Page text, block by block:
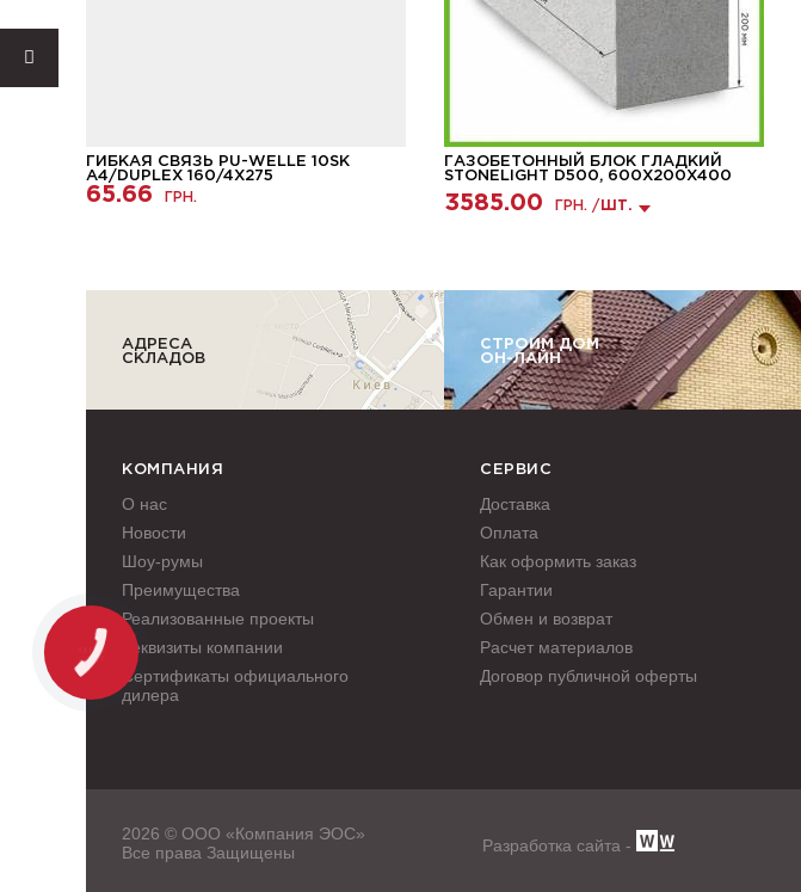
ГИБКАЯ СВЯЗЬ PU-WELLE 10SK
A4/DUPLEX 160/4Х275
65.66 ГРН.
ГАЗОБЕТОННЫЙ БЛОК ГЛАДКИЙ
STONELIGHT D500, 600Х200Х400
3585.00 ГРН. / ШТ.
АДРЕСА
СКЛАДОВ
СТРОИМ ДОМ
ОН-ЛАЙН
КОМПАНИЯ
О нас
Новости
Шоу-румы
Преимущества
Реализованные проекты
Реквизиты компании
Сертификаты официального
дилера
СЕРВИС
Доставка
Оплата
Как оформить заказ
Гарантии
Обмен и возврат
Расчет материалов
Договор публичной оферты
2026 © ООО «Компания ЭОС»
Все права Защищены
Разработка сайта -